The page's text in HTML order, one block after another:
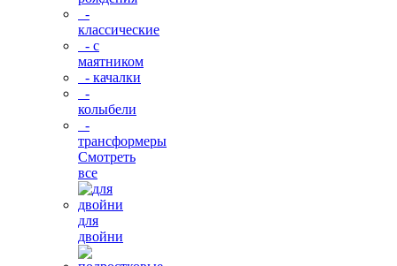
-
классические
- с
маятником
- качалки
-
колыбели
-
трансформеры
Смотреть
все
для
двойни